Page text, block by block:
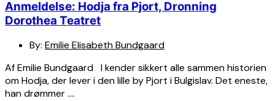
Anmeldelse: Hodja fra Pjort, Dronning
Dorothea Teatret
By: Emilie Elisabeth Bundgaard
Af Emilie Bundgaard I kender sikkert alle sammen historien
om Hodja, der lever i den lille by Pjort i Bulgislav. Det eneste,
han drømmer ….